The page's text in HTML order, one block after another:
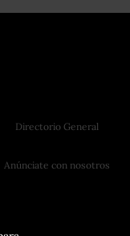
Directorio General
Anúnciate con nosotros